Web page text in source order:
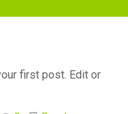
first post. Edit or